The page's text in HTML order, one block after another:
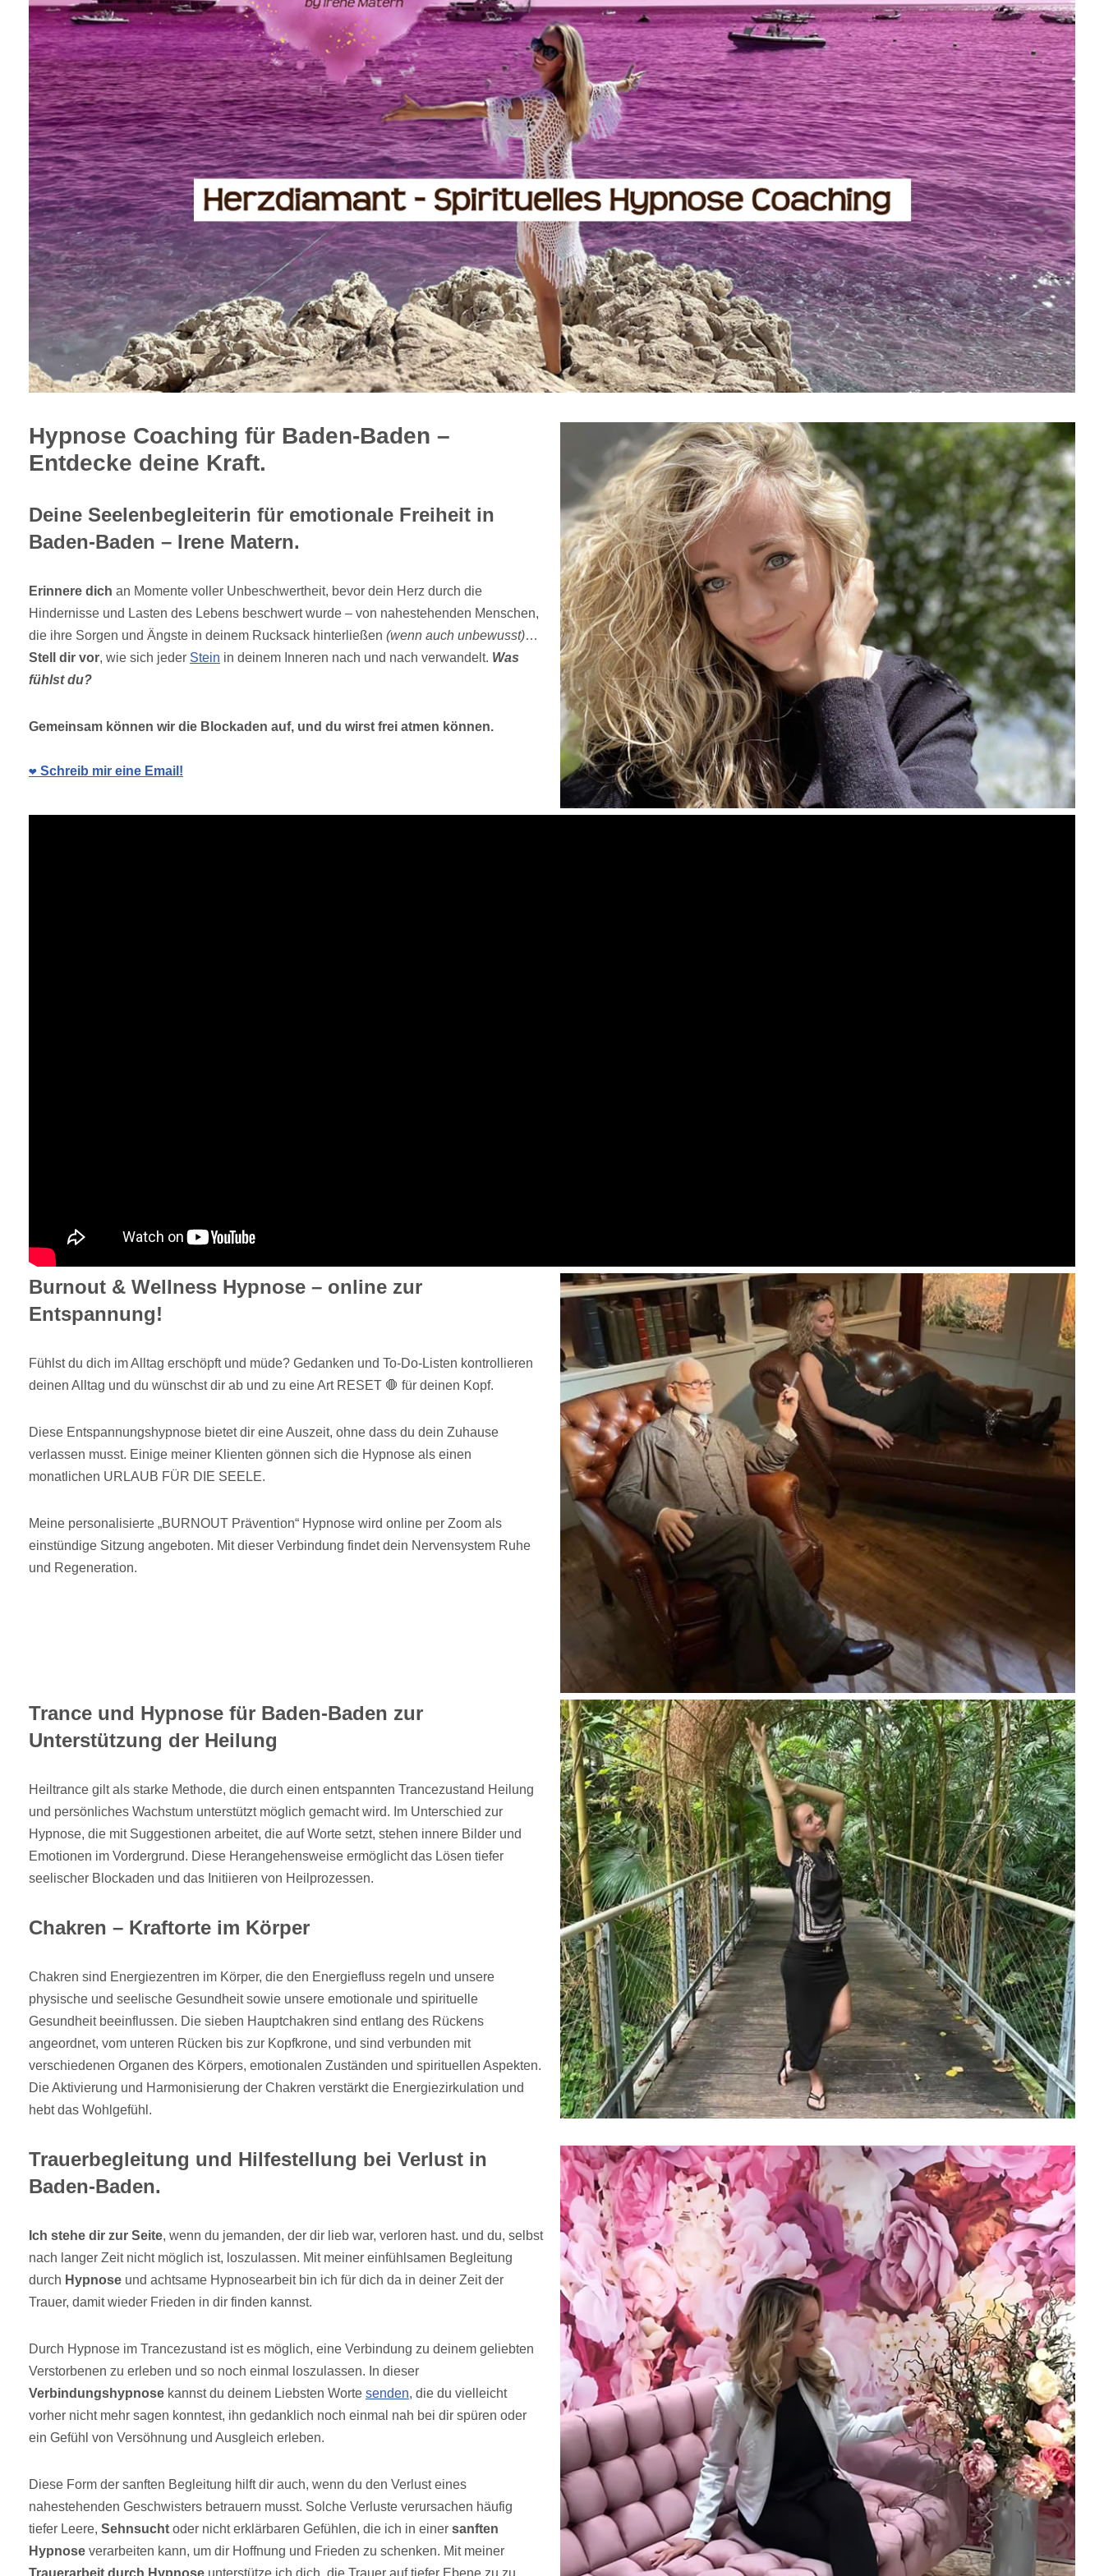
Hypnose Coaching für Baden-Baden –
Entdecke deine Kraft.
Deine Seelenbegleiterin für emotionale Freiheit in
Baden-Baden – Irene Matern.
Erinnere dich an Momente voller Unbeschwertheit, bevor dein Herz durch die
Hindernisse und Lasten des Lebens beschwert wurde – von nahestehenden Menschen,
die ihre Sorgen und Ängste in deinem Rucksack hinterließen (wenn auch unbewusst)…
Stell dir vor, wie sich jeder Stein in deinem Inneren nach und nach verwandelt. Was
fühlst du?
Gemeinsam können wir die Blockaden auf, und du wirst frei atmen können.
❤️ Schreib mir eine Email!
Burnout & Wellness Hypnose – online zur
Entspannung!
Fühlst du dich im Alltag erschöpft und müde? Gedanken und To-Do-Listen kontrollieren
deinen Alltag und du wünschst dir ab und zu eine Art RESET 🛑 für deinen Kopf.
Diese Entspannungshypnose bietet dir eine Auszeit, ohne dass du dein Zuhause
verlassen musst. Einige meiner Klienten gönnen sich die Hypnose als einen
monatlichen URLAUB FÜR DIE SEELE.
Meine personalisierte „BURNOUT Prävention“ Hypnose wird online per Zoom als
einstündige Sitzung angeboten. Mit dieser Verbindung findet dein Nervensystem Ruhe
und Regeneration.
Trance und Hypnose für Baden-Baden zur
Unterstützung der Heilung
Heiltrance gilt als starke Methode, die durch einen entspannten Trancezustand Heilung
und persönliches Wachstum unterstützt möglich gemacht wird. Im Unterschied zur
Hypnose, die mit Suggestionen arbeitet, die auf Worte setzt, stehen innere Bilder und
Emotionen im Vordergrund. Diese Herangehensweise ermöglicht das Lösen tiefer
seelischer Blockaden und das Initiieren von Heilprozessen.
Chakren – Kraftorte im Körper
Chakren sind Energiezentren im Körper, die den Energiefluss regeln und unsere
physische und seelische Gesundheit sowie unsere emotionale und spirituelle
Gesundheit beeinflussen. Die sieben Hauptchakren sind entlang des Rückens
angeordnet, vom unteren Rücken bis zur Kopfkrone, und sind verbunden mit
verschiedenen Organen des Körpers, emotionalen Zuständen und spirituellen Aspekten.
Die Aktivierung und Harmonisierung der Chakren verstärkt die Energiezirkulation und
hebt das Wohlgefühl.
Trauerbegleitung und Hilfestellung bei Verlust in
Baden-Baden.
Ich stehe dir zur Seite, wenn du jemanden, der dir lieb war, verloren hast. und du, selbst
nach langer Zeit nicht möglich ist, loszulassen. Mit meiner einfühlsamen Begleitung
durch Hypnose und achtsame Hypnosearbeit bin ich für dich da in deiner Zeit der
Trauer, damit wieder Frieden in dir finden kannst.
Durch Hypnose im Trancezustand ist es möglich, eine Verbindung zu deinem geliebten
Verstorbenen zu erleben und so noch einmal loszulassen. In dieser
Verbindungshypnose kannst du deinem Liebsten Worte senden, die du vielleicht
vorher nicht mehr sagen konntest, ihn gedanklich noch einmal nah bei dir spüren oder
ein Gefühl von Versöhnung und Ausgleich erleben.
Diese Form der sanften Begleitung hilft dir auch, wenn du den Verlust eines
nahestehenden Geschwisters betrauern musst. Solche Verluste verursachen häufig
tiefer Leere, Sehnsucht oder nicht erklärbaren Gefühlen, die ich in einer sanften
Hypnose verarbeiten kann, um dir Hoffnung und Frieden zu schenken. Mit meiner
Trauerarbeit durch Hypnose unterstütze ich dich, die Trauer auf tiefer Ebene zu zu